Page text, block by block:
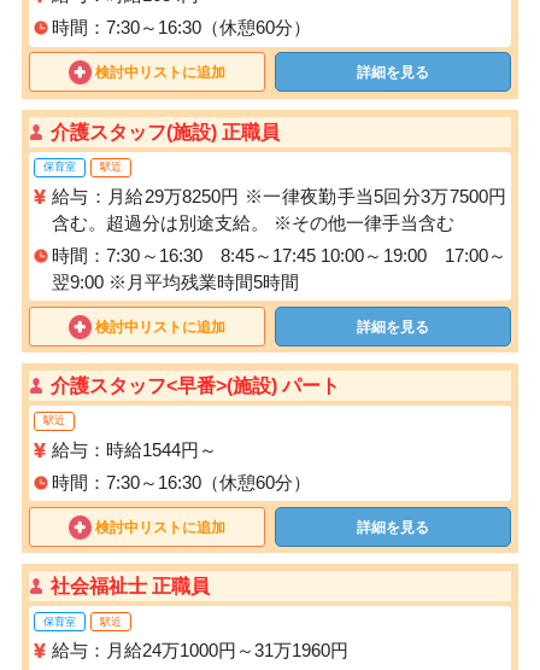
時間：7:30～16:30（休憩60分）
検討中リストに追加 詳細を見る
介護スタッフ(施設) 正職員
保育室 駅近
給与：月給29万8250円 ※一律夜勤手当5回分3万7500円
含む。超過分は別途支給。 ※その他一律手当含む
時間：7:30～16:30 8:45～17:45 10:00～19:00 17:00～
翌9:00 ※月平均残業時間5時間
検討中リストに追加 詳細を見る
介護スタッフ<早番>(施設) パート
駅近
給与：時給1544円～
時間：7:30～16:30（休憩60分）
検討中リストに追加 詳細を見る
社会福祉士 正職員
保育室 駅近
給与：月給24万1000円～31万1960円